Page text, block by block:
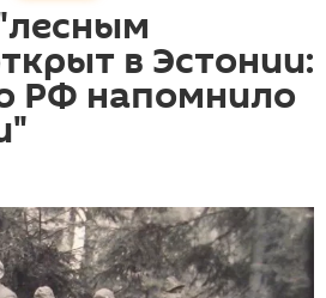
в Эстонии:
РФ напомнило